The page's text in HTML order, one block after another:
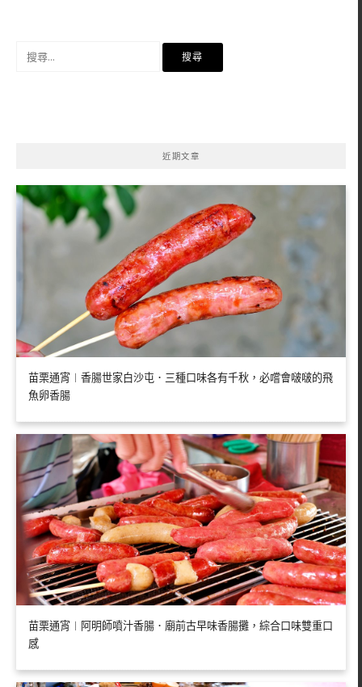
近期文章
苗栗通宵︱香腸世家白沙屯．三種口味各有千秋，必嚐會啵啵的飛
魚卵香腸
苗栗通宵︱阿明師噴汁香腸．廟前古早味香腸攤，綜合口味雙重口
感